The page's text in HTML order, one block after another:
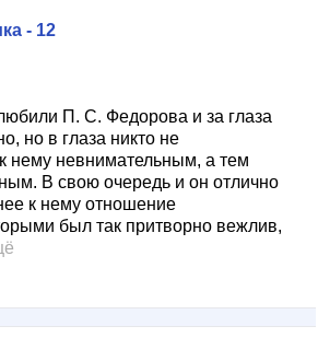
- 12
П. С. Федорова и за глаза
но в глаза никто не
нему невнимательным, а тем
В свою очередь и он отлично
к нему отношение
был так притворно вежлив,